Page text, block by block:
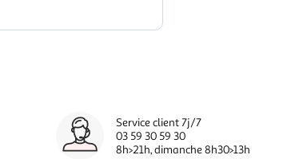
Service client 7j/7
03 59 30 59 30
8h>21h, dimanche 8h30>13h